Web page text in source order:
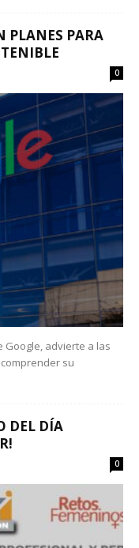
PLANES PARA
0
Google, advierte a las
su
DEL DÍA
0